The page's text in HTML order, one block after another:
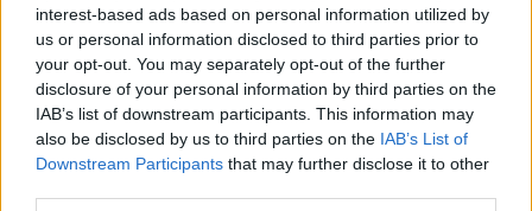
interest-based ads based on personal information utilized by
us or personal information disclosed to third parties prior to
your opt-out. You may separately opt-out of the further
disclosure of your personal information by third parties on the
IAB’s list of downstream participants. This information may
also be disclosed by us to third parties on the IAB’s List of
Downstream Participants that may further disclose it to other
költségcsökkentési intézkedéseket vezet be a
társaság, leállítja a nemzetközi flottájában lévő
kamionok jelentős részét, hazahozza a külföldi
járművezetőit és eszközeit, és ésszerűsíti
munkaerőállományát.